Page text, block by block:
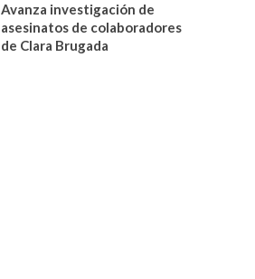
Avanza investigación de
asesinatos de colaboradores
de Clara Brugada